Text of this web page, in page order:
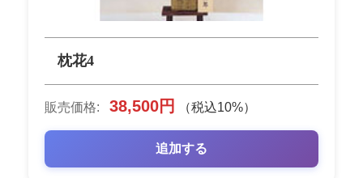
枕花4
販売価格: 38,500円 （税込10%）
追加する